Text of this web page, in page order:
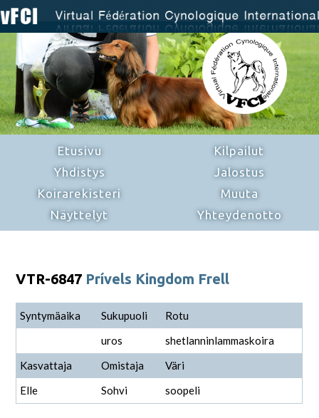
Etusivu
Yhdistys
Koirarekisteri
Näyttelyt
Kilpailut
Jalostus
Muuta
Yhteydenotto
VTR-6847 Prívels Kingdom Frell
Syntymäaika Sukupuoli
Rotu
uros
shetlanninlammaskoira
Kasvattaja
Omistaja
Väri
Elle
Sohvi soopeli